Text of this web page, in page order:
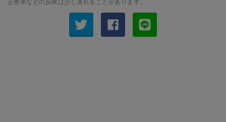
正答率などの反映は少し遅れることがあります。